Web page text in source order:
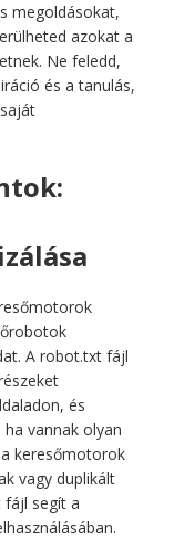
megoldásokat,
azokat a
Ne feledd,
és a tanulás,
A robot.txt fájl
és
vannak olyan
keresőmotorok
vagy duplikált
fájl segít a